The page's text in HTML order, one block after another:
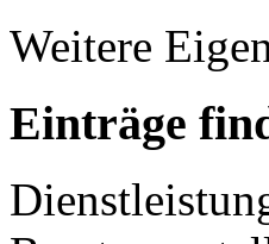
Weitere
Einträge